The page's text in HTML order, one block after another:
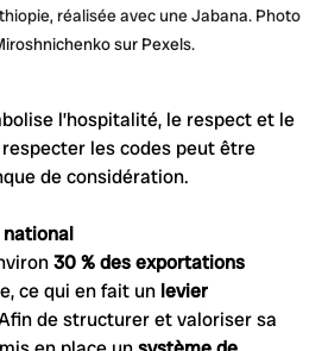
réalisée avec une Jabana. Photo
sur Pexels.
l’hospitalité, le respect et le
les codes peut être
de considération.
national
30 % des exportations
ce qui en fait un levier
de structurer et valoriser sa